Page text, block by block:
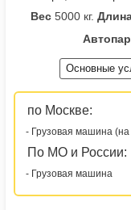
Вес 5000 кг.
Основные
по Москве:
- Грузовая машина (на
По МО и России:
- Грузовая машина